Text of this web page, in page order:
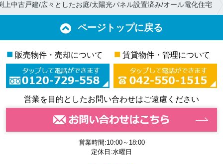
上中古戸建/広々としたお庭/太陽光パネル設置済み/オール電化住宅
ページトップに戻る
■ 販売物件・売却について ■ 賃貸物件・管理について
営業を目的としたお問い合わせはご遠慮ください
営業時間:10:00～18:00
定休日:水曜日